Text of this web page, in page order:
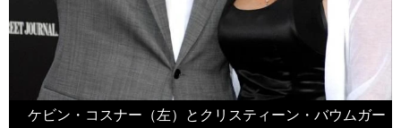
ケビン・コスナー（左）とクリスティーン・バウムガー